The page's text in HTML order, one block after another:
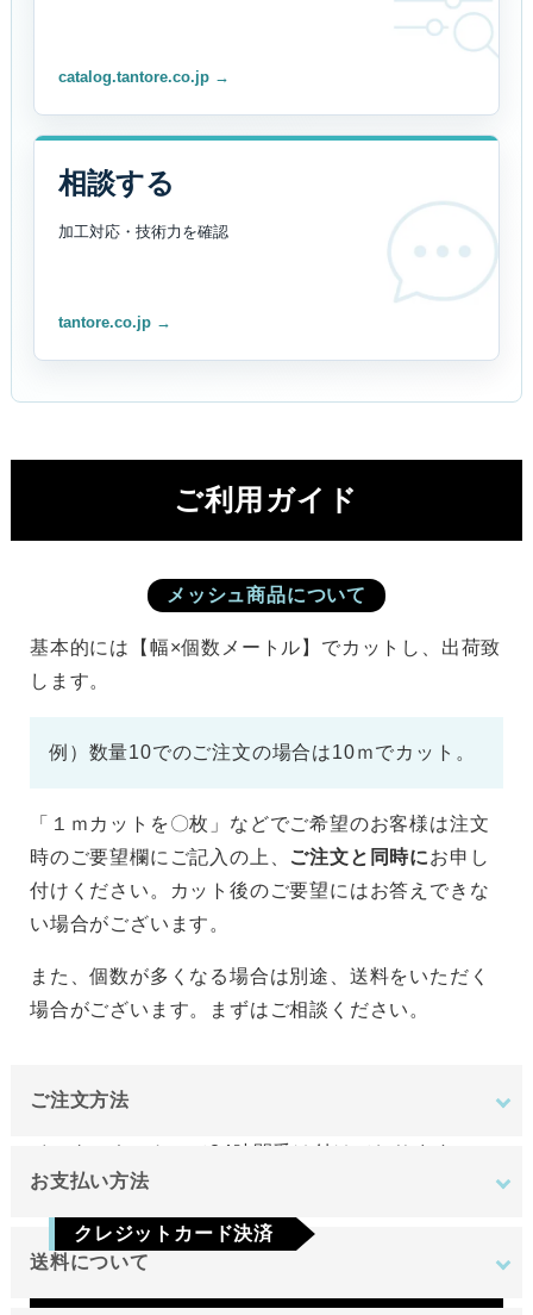
catalog.tantore.co.jp →
相談する
加工対応・技術力を確認
tantore.co.jp →
ご利用ガイド
メッシュ商品について
基本的には【幅×個数メートル】でカットし、出荷致
します。
例）数量10でのご注文の場合は10ｍでカット。
「１ｍカットを〇枚」などでご希望のお客様は注文
時のご要望欄にご記入の上、 ご注文と同時にお申し
付けください。カット後のご要望にはお答えできな
い場合がございます。
また、個数が多くなる場合は別途、送料をいただく
場合がございます。まずはご相談ください。
ご注文方法
インターネットにて24時間受け付けております。
日のみです。
お支払い方法
クレジットカード決済
Visa Mastercard JCB
AMEX
送料について